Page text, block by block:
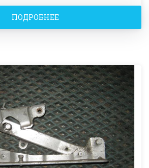
ПОДРОБНЕЕ